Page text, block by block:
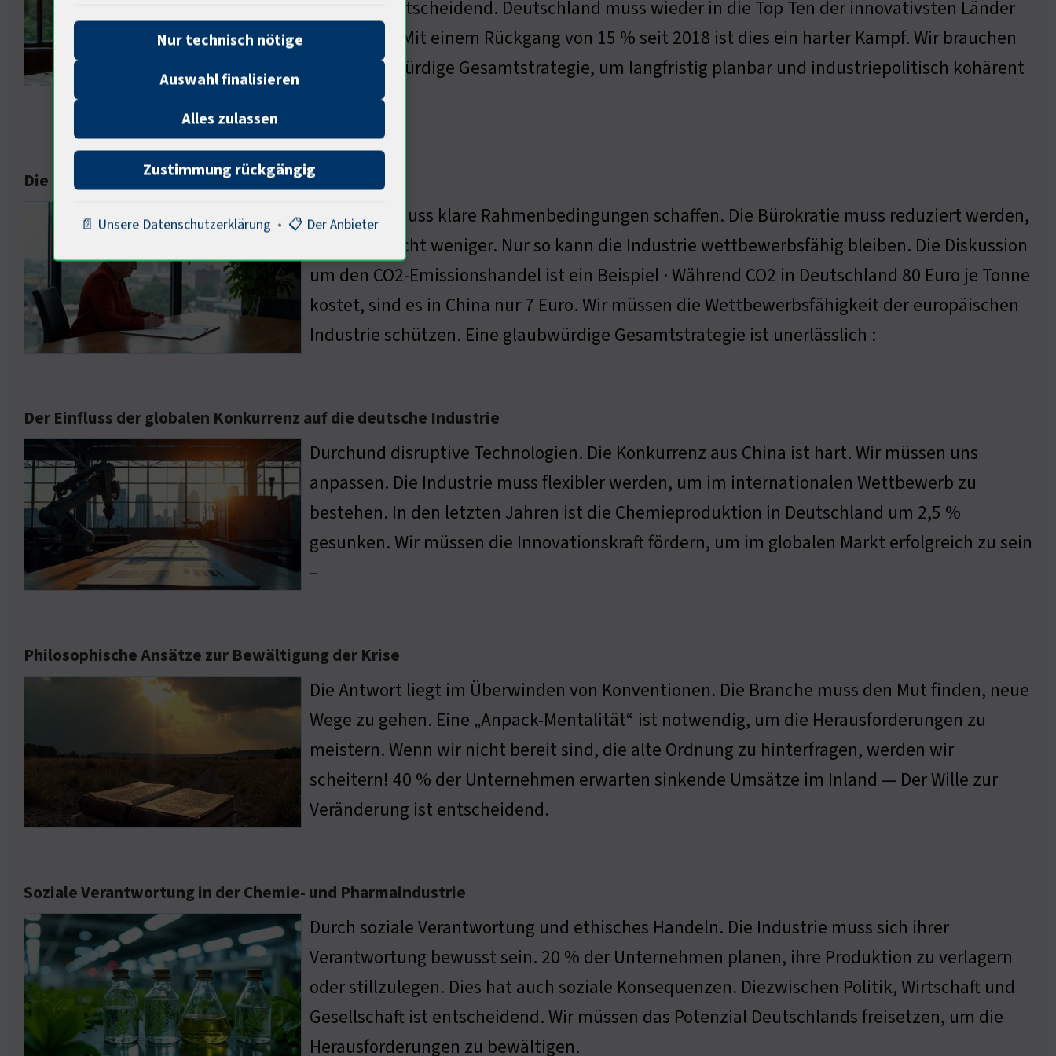
nicht“ ist entscheidend. Deutschland muss wieder in die Top Ten der innovativsten Länder
aufsteigen. Mit einem Rückgang von 15 % seit 2018 ist dies ein harter Kampf. Wir brauchen
eine glaubwürdige Gesamtstrategie, um langfristig planbar und industriepolitisch kohärent
Die Rolle der Politik in der Industriepolitik
Die Politik muss klare Rahmenbedingungen schaffen. Die Bürokratie muss reduziert werden,
und es braucht weniger. Nur so kann die Industrie wettbewerbsfähig bleiben. Die Diskussion
um den CO2-Emissionshandel ist ein Beispiel · Während CO2 in Deutschland 80 Euro je Tonne
kostet, sind es in China nur 7 Euro. Wir müssen die Wettbewerbsfähigkeit der europäischen
Industrie schützen. Eine glaubwürdige Gesamtstrategie ist unerlässlich :
Der Einfluss der globalen Konkurrenz auf die deutsche Industrie
Durchund disruptive Technologien. Die Konkurrenz aus China ist hart. Wir müssen uns
anpassen. Die Industrie muss flexibler werden, um im internationalen Wettbewerb zu
bestehen. In den letzten Jahren ist die Chemieproduktion in Deutschland um 2,5 %
gesunken. Wir müssen die Innovationskraft fördern, um im globalen Markt erfolgreich zu sein
–
Philosophische Ansätze zur Bewältigung der Krise
Die Antwort liegt im Überwinden von Konventionen. Die Branche muss den Mut finden, neue
Wege zu gehen. Eine „Anpack-Mentalität“ ist notwendig, um die Herausforderungen zu
meistern. Wenn wir nicht bereit sind, die alte Ordnung zu hinterfragen, werden wir
scheitern! 40 % der Unternehmen erwarten sinkende Umsätze im Inland — Der Wille zur
Veränderung ist entscheidend.
Soziale Verantwortung in der Chemie- und Pharmaindustrie
Durch soziale Verantwortung und ethisches Handeln. Die Industrie muss sich ihrer
Verantwortung bewusst sein. 20 % der Unternehmen planen, ihre Produktion zu verlagern
oder stillzulegen. Dies hat auch soziale Konsequenzen. Diezwischen Politik, Wirtschaft und
Gesellschaft ist entscheidend. Wir müssen das Potenzial Deutschlands freisetzen, um die
Herausforderungen zu bewältigen.
Nur technisch nötige
Auswahl finalisieren
Alles zulassen
Zustimmung rückgängig
📄 Unsere Datenschutzerklärung • 📋 Der Anbieter